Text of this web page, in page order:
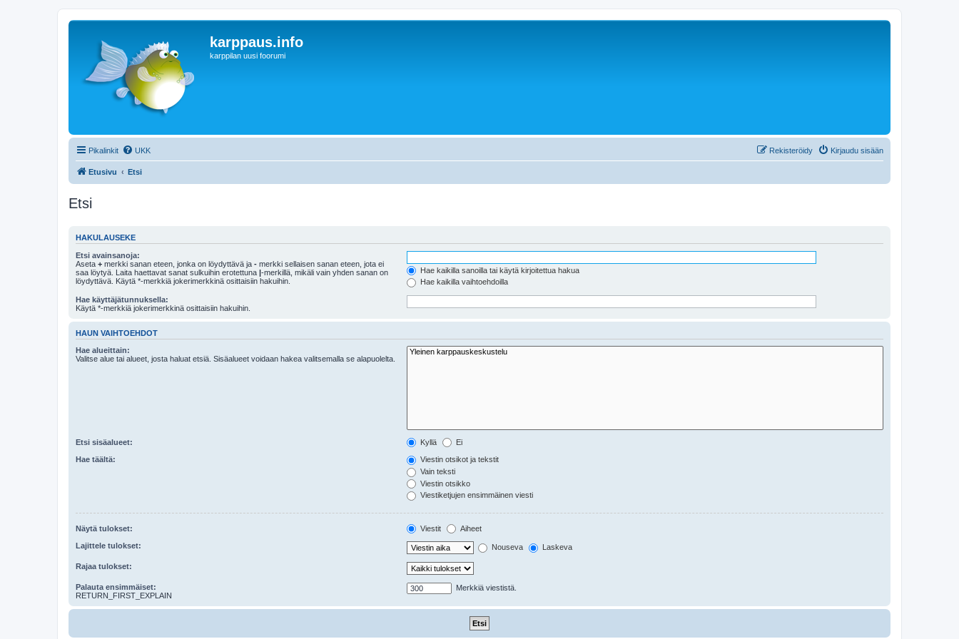
karppaus.info
karppilan uusi foorumi
Pikalinkit UKK Kirjaudu sisään
Rekisteröidy
Etusivu Etsi
Etsi
HAKULAUSEKE
Etsi avainsanoja:
Aseta + merkki sanan eteen, jonka on löydyttävä ja - merkki sellaisen sanan eteen, jota ei
saa löytyä. Laita haettavat sanat sulkuihin erotettuna |-merkillä, mikäli vain yhden sanan on
löydyttävä. Käytä *-merkkiä jokerimerkkinä osittaisiin hakuihin.
Hae kaikilla sanoilla tai käytä kirjoitettua hakua
Hae kaikilla vaihtoehdoilla
Hae käyttäjätunnuksella:
Käytä *-merkkiä jokerimerkkinä osittaisiin hakuihin.
HAUN VAIHTOEHDOT
Hae alueittain:
Valitse alue tai alueet, josta haluat etsiä. Sisäalueet voidaan hakea valitsemalla se alapuolelta.
Etsi sisäalueet: Kyllä Ei
Hae täältä:
Viestin otsikot ja tekstit
Vain teksti
Viestin otsikko
Viestiketjujen ensimmäinen viesti
Näytä tulokset: Viestit Aiheet
Lajittele tulokset: Nouseva Laskeva
Rajaa tulokset:
Palauta ensimmäiset:
RETURN_FIRST_EXPLAIN
Merkkiä viestistä.